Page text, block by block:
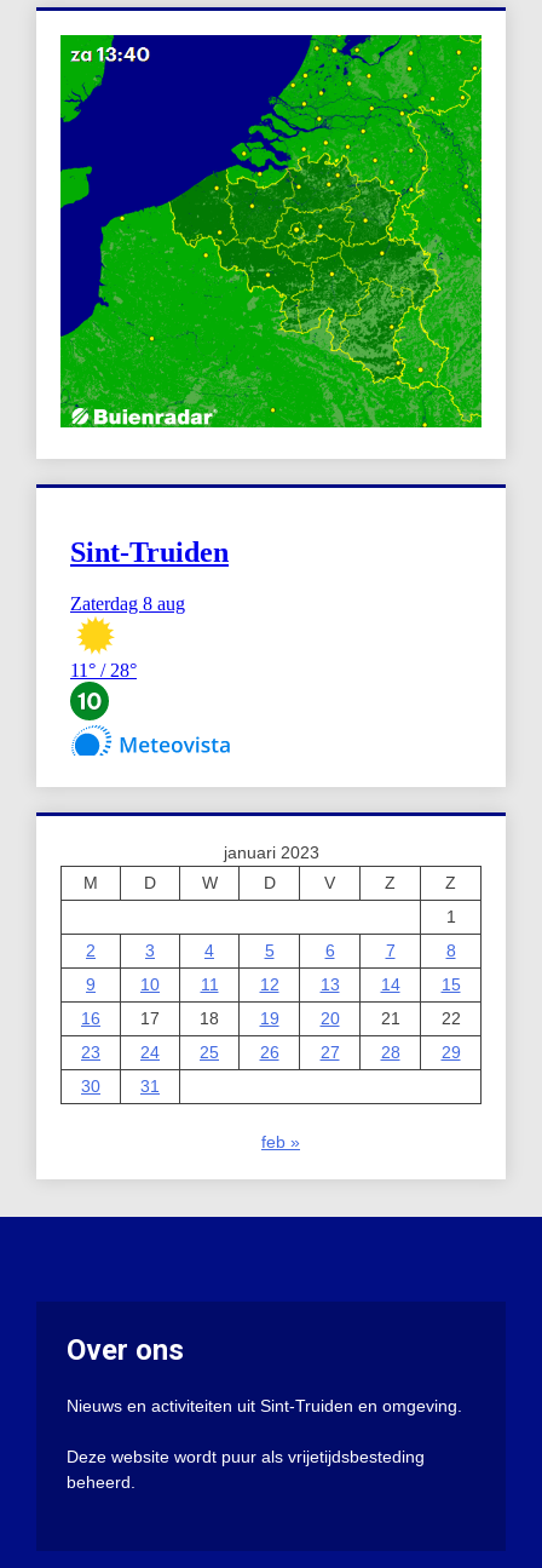
januari 2023
M
D W D V Z
Z
1
2
3 4 5 6 7
8
9
10 11 12 13 14
15
16
17 18 19 20 21
22
23
24 25 26 27 28
29
30
31
feb »
Over ons
Nieuws en activiteiten uit Sint-Truiden en omgeving.
Deze website wordt puur als vrijetijdsbesteding
beheerd.